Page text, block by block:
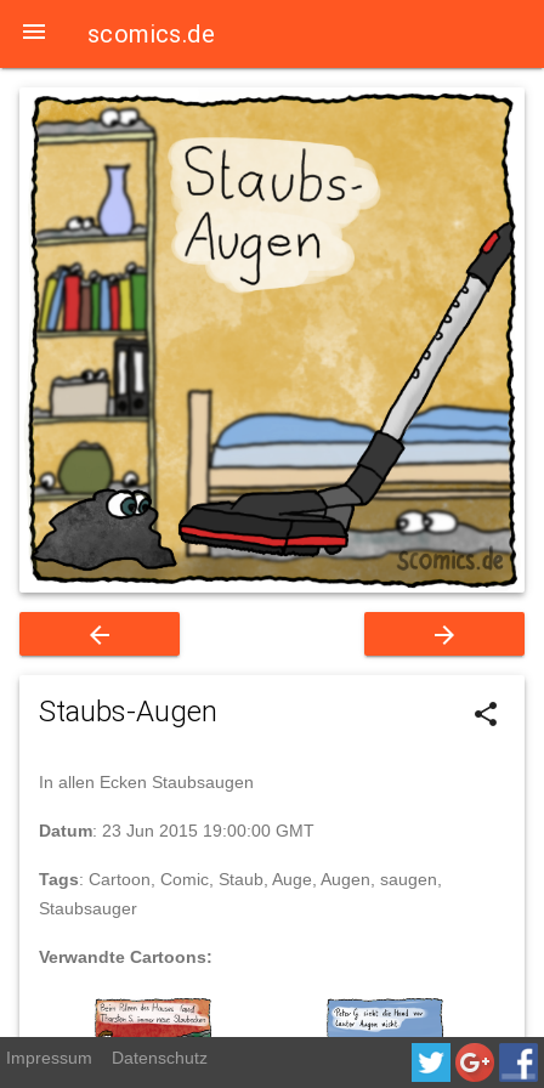
 scomics.de
Staubs-Augen
In allen Ecken Staubsaugen
Datum: 23 Jun 2015 19:00:00 GMT
Tags: Cartoon, Comic, Staub, Auge, Augen, saugen,
Staubsauger
Verwandte Cartoons:
share
arrow_back arrow_forward
Impressum Datenschutz